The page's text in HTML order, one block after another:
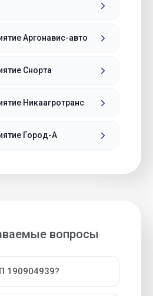
Аргонавис-авто
Снорта
Никаагротранс
Город-А
вопросы
190904939?